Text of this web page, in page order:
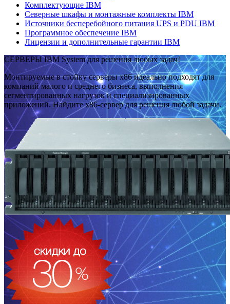
Комплектующие IBM
Северные шкафы и монтажные комплекты IBM
Источники бесперебойного питания UPS и PDU IBM
Программное обеспечение IBM
Лицензии и дополнительные гарантии IBM
СЕРВЕРЫ IBM System для решения любых задач!
Монтируемые в стойку серверы x86 идеально подходят для
компаний малого и среднего бизнеса, выполнения
сегментированных нагрузок и специализированных
приложений. Найдите x86-сервер для решения любой задачи.